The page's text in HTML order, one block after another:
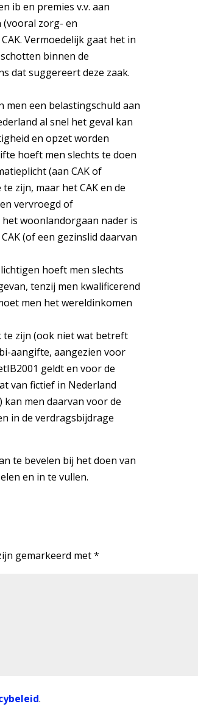
ib en premies v.v. aan
zorg- en
Vermoedelijk gaat het in
binnen de
dat suggereert deze zaak.
men een belastingschuld aan
al snel het geval kan
en opzet worden
hoeft men slechts te doen
(aan CAK of
zijn, maar het CAK en de
vervroegd of
woonlandorgaan nader is
(of een gezinslid daarvan
hoeft men slechts
tenzij men kwalificerend
men het wereldinkomen
te zijn (ook niet wat betreft
aangifte, aangezien voor
geldt en voor de
van fictief in Nederland
men daarvan voor de
in de verdragsbijdrage
te bevelen bij het doen van
en in te vullen.
gemarkeerd met*
.